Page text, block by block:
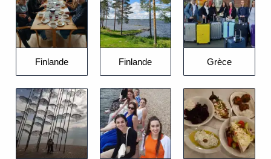
Finlande Finlande Grèce